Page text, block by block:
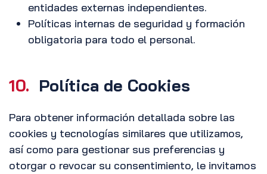
entidades externas independientes.
Políticas internas de seguridad y formación
obligatoria para todo el personal.
10. Política de Cookies
Para obtener información detallada sobre las
cookies y tecnologías similares que utilizamos,
así como para gestionar sus preferencias y
otorgar o revocar su consentimiento, le invitamos